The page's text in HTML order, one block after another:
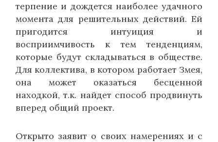
терпение и дождется наиболее удачного
момента для решительных действий. Ей
пригодится интуиция и
восприимчивость к тем тенденциям,
которые будут складываться в обществе.
Для коллектива, в котором работает Змея,
она может оказаться бесценной
находкой, т.к. найдет способ продвинуть
вперед общий проект.
Открыто заявит о своих намерениях и с